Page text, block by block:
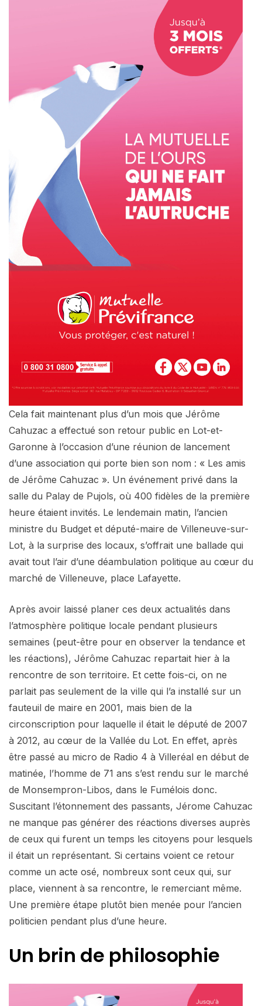
Cela fait maintenant plus d’un mois que Jérôme
Cahuzac a effectué son retour public en Lot-et-
Garonne à l’occasion d’une réunion de lancement
d’une association qui porte bien son nom : « Les amis
de Jérôme Cahuzac ». Un événement privé dans la
salle du Palay de Pujols, où 400 fidèles de la première
heure étaient invités. Le lendemain matin, l’ancien
ministre du Budget et député-maire de Villeneuve-sur-
Lot, à la surprise des locaux, s’offrait une ballade qui
avait tout l’air d’une déambulation politique au cœur du
marché de Villeneuve, place Lafayette.
Après avoir laissé planer ces deux actualités dans
l’atmosphère politique locale pendant plusieurs
semaines (peut-être pour en observer la tendance et
les réactions), Jérôme Cahuzac repartait hier à la
rencontre de son territoire. Et cette fois-ci, on ne
parlait pas seulement de la ville qui l’a installé sur un
fauteuil de maire en 2001, mais bien de la
circonscription pour laquelle il était le député de 2007
à 2012, au cœur de la Vallée du Lot. En effet, après
être passé au micro de Radio 4 à Villeréal en début de
matinée, l’homme de 71 ans s’est rendu sur le marché
de Monsempron-Libos, dans le Fumélois donc.
Suscitant l’étonnement des passants, Jérome Cahuzac
ne manque pas générer des réactions diverses auprès
de ceux qui furent un temps les citoyens pour lesquels
il était un représentant. Si certains voient ce retour
comme un acte osé, nombreux sont ceux qui, sur
place, viennent à sa rencontre, le remerciant même.
Une première étape plutôt bien menée pour l’ancien
politicien pendant plus d’une heure.
Un brin de philosophie